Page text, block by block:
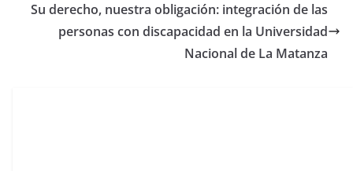
b
o
A
p
st dI
n
y
Su derecho, nuestra obligación: integración de las
personas con discapacidad en la Universidad
Nacional de La Matanza